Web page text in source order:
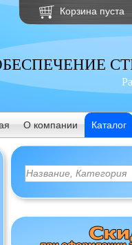
Корзина пуста
О компании Каталог